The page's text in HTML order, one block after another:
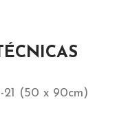
21 (50 x 90cm)